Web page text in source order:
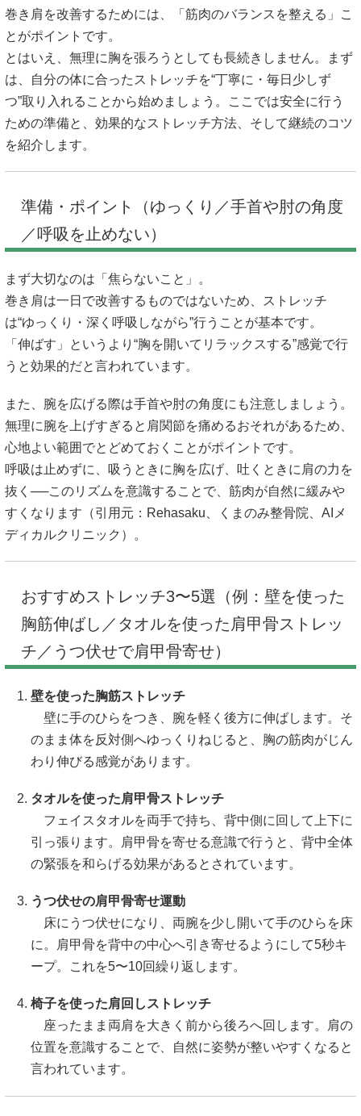
巻き肩を改善するためには、「筋肉のバランスを整える」こ
とがポイントです。
とはいえ、無理に胸を張ろうとしても長続きしません。まず
は、自分の体に合ったストレッチを“丁寧に・毎日少しず
つ”取り入れることから始めましょう。ここでは安全に行う
ための準備と、効果的なストレッチ方法、そして継続のコツ
を紹介します。
準備・ポイント（ゆっくり／手首や肘の角度
／呼吸を止めない）
まず大切なのは「焦らないこと」。
巻き肩は一日で改善するものではないため、ストレッチ
は“ゆっくり・深く呼吸しながら”行うことが基本です。
「伸ばす」というより“胸を開いてリラックスする”感覚で行
うと効果的だと言われています。
また、腕を広げる際は手首や肘の角度にも注意しましょう。
無理に腕を上げすぎると肩関節を痛めるおそれがあるため、
心地よい範囲でとどめておくことがポイントです。
呼吸は止めずに、吸うときに胸を広げ、吐くときに肩の力を
抜く──このリズムを意識することで、筋肉が自然に緩みや
すくなります（引用元： Rehasaku くまのみ整骨院
AIメ
ディカルクリニック ）。
おすすめストレッチ3〜5選（例：壁を使った
胸筋伸ばし／タオルを使った肩甲骨ストレッ
チ／うつ伏せで肩甲骨寄せ）
壁を使った胸筋ストレッチ
壁に手のひらをつき、腕を軽く後方に伸ばします。そ
のまま体を反対側へゆっくりねじると、胸の筋肉がじん
わり伸びる感覚があります。
タオルを使った肩甲骨ストレッチ
フェイスタオルを両手で持ち、背中側に回して上下に
引っ張ります。肩甲骨を寄せる意識で行うと、背中全体
の緊張を和らげる効果があるとされています。
うつ伏せの肩甲骨寄せ運動
床にうつ伏せになり、両腕を少し開いて手のひらを床
に。肩甲骨を背中の中心へ引き寄せるようにして5秒キ
ープ。これを5〜10回繰り返します。
椅子を使った肩回しストレッチ
座ったまま両肩を大きく前から後ろへ回します。肩の
位置を意識することで、自然に姿勢が整いやすくなると
言われています。